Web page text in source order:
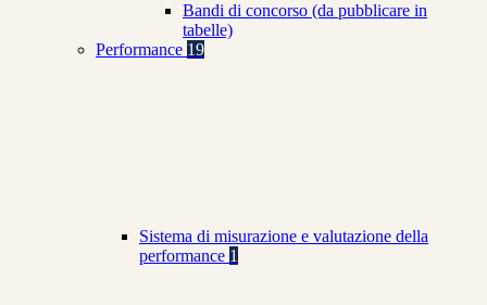
Bandi di concorso (da pubblicare in
tabelle)
Performance 19
Sistema di misurazione e valutazione della
performance 1